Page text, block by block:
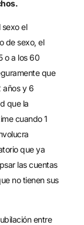
el
de sexo, el
o a los 60
que
añosy 6
que la
cuando 1
que ya
las cuentas
no tienen sus
entre